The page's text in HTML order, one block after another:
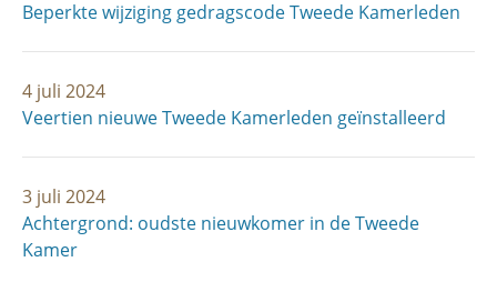
Beperkte wijziging gedragscode Tweede Kamerleden
4 juli 2024
Veertien nieuwe Tweede Kamerleden geïnstalleerd
3 juli 2024
Achtergrond: oudste nieuwkomer in de Tweede
Kamer